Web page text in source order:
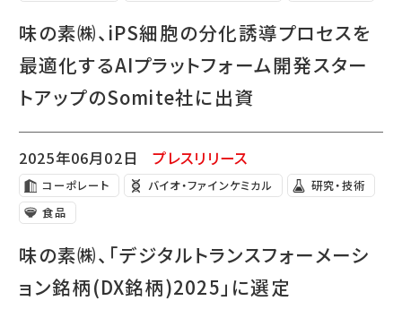
味の素㈱、iPS細胞の分化誘導プロセスを
最適化するAIプラットフォーム開発スター
トアップのSomite社に出資
2025年06月02日 プレスリリース
コーポレート バイオ・ファインケミカル
研究・技術
食品
味の素㈱、「デジタルトランスフォーメーシ
ョン銘柄(DX銘柄)2025」に選定